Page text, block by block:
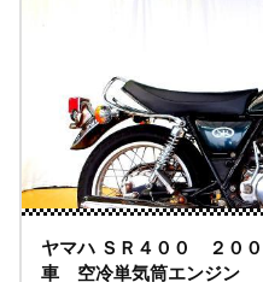
ヤマハ ＳＲ４００ ２０
車 空冷単気筒エンジン